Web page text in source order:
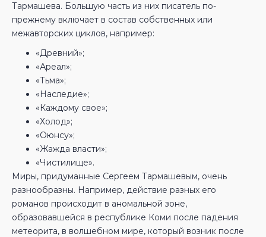
Тармашева. Большую часть из них писатель по-
прежнему включает в состав собственных или
межавторских циклов, например:
«Древний»;
«Ареал»;
«Тьма»;
«Наследие»;
«Каждому свое»;
«Холод»;
«Оюнсу»;
«Жажда власти»;
«Чистилище».
Миры, придуманные Сергеем Тармашевым, очень
разнообразны. Например, действие разных его
романов происходит в аномальной зоне,
образовавшейся в республике Коми после падения
метеорита, в волшебном мире, который возник после